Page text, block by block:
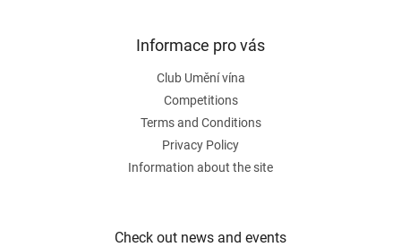
Informace pro vás
Club Umění vína
Competitions
Terms and Conditions
Privacy Policy
Information about the site
Check out news and events